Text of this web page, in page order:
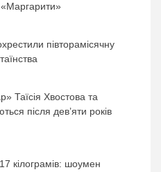
«Маргарити»
півторамісячну
Таїсія Хвостова та
після дев’яти років
кілограмів: шоумен